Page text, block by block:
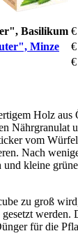
Basilikum
Minze
Holz aus
Nährgranulat
vom
Nach
kleine
zu groß
werden.
für die